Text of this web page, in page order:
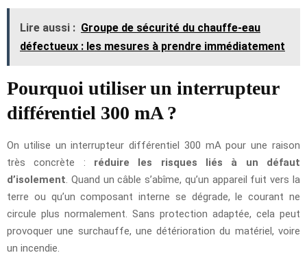
Lire aussi : Groupe de sécurité du chauffe-eau
défectueux : les mesures à prendre immédiatement
Pourquoi utiliser un interrupteur
différentiel 300 mA ?
On utilise un interrupteur différentiel 300 mA pour une raison
très concrète : réduire les risques liés à un défaut
d’isolement . Quand un câble s’abîme, qu’un appareil fuit vers la
terre ou qu’un composant interne se dégrade, le courant ne
circule plus normalement. Sans protection adaptée, cela peut
provoquer une surchauffe, une détérioration du matériel, voire
un incendie.